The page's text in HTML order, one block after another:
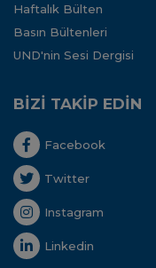
Haftalık Bülten
Basın Bültenleri
UND'nin Sesi Dergisi
BİZİ TAKİP EDİN
Facebook
Twitter
Instagram
Linkedin